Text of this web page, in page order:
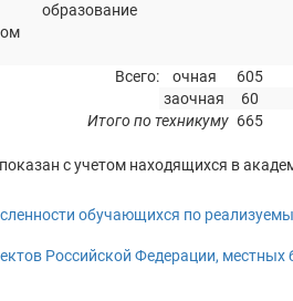
образование
Всего: очная
605
заочная
60
Итого по техникуму 665
с учетом находящихся в
обучающихся по
Российской Федерации, местных